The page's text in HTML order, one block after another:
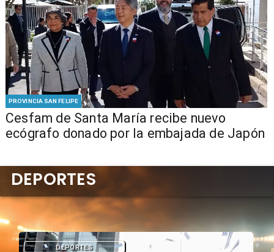
PROVINCIA SAN FELIPE
Cesfam de Santa María recibe nuevo
ecógrafo donado por la embajada de Japón
DEPORTES
DEPORTES